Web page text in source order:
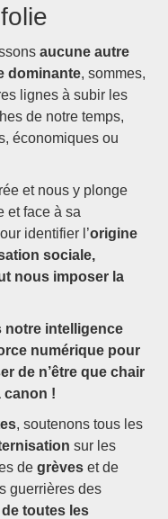
aucune autre
dominante, sommes,
lignes à subir les
de notre temps,
économiques ou
et nous y plonge
et face à sa
identifier l’origine
sociale,
nous imposer la
notre intelligence
numérique pour
de n’être que chair
canon !
, soutenons tous les
sur les
de grèves et de
guerrières des
toutes les